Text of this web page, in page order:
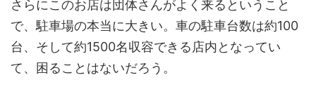
さらにこのお店は団体さんがよく来るということ
で、駐車場の本当に大きい。車の駐車台数は約100
台、そして約1500名収容できる店内となってい
て、困ることはないだろう。